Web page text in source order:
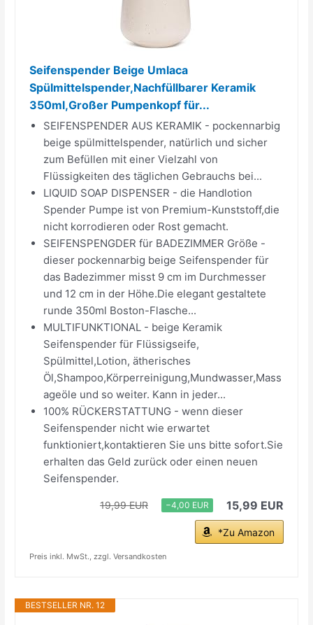
Seifenspender Beige Umlaca
Spülmittelspender,Nachfüllbarer Keramik
350ml,Großer Pumpenkopf für...
SEIFENSPENDER AUS KERAMIK - pockennarbig
beige spülmittelspender, natürlich und sicher
zum Befüllen mit einer Vielzahl von
Flüssigkeiten des täglichen Gebrauchs bei...
LIQUID SOAP DISPENSER - die Handlotion
Spender Pumpe ist von Premium-Kunststoff,die
nicht korrodieren oder Rost gemacht.
SEIFENSPENGDER für BADEZIMMER Größe -
dieser pockennarbig beige Seifenspender für
das Badezimmer misst 9 cm im Durchmesser
und 12 cm in der Höhe.Die elegant gestaltete
runde 350ml Boston-Flasche...
MULTIFUNKTIONAL - beige Keramik
Seifenspender für Flüssigseife,
Spülmittel,Lotion, ätherisches
Öl,Shampoo,Körperreinigung,Mundwasser,Mass
ageöle und so weiter. Kann in jeder...
100% RÜCKERSTATTUNG - wenn dieser
Seifenspender nicht wie erwartet
funktioniert,kontaktieren Sie uns bitte sofort.Sie
erhalten das Geld zurück oder einen neuen
Seifenspender.
19,99 EUR −4,00 EUR 15,99 EUR
*Zu Amazon
Preis inkl. MwSt., zzgl. Versandkosten
BESTSELLER NR. 12